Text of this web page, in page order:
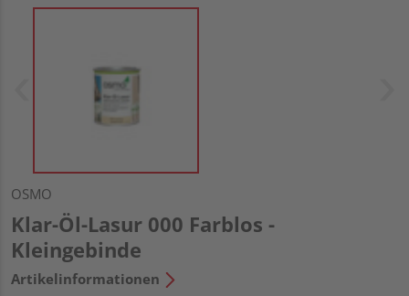
OSMO
Klar-Öl-Lasur 000 Farblos -
Kleingebinde
Artikelinformationen